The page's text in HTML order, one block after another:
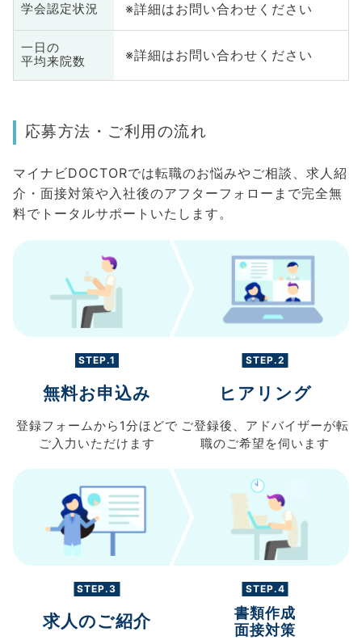
学会認定状況 ※詳細はお問い合わせください
一日の
平均来院数
※詳細はお問い合わせください
応募方法・ご利用の流れ
マイナビDOCTORでは転職のお悩みやご相談、求人紹
介・面接対策や入社後のアフターフォローまで完全無
料でトータルサポートいたします。
STEP.1
無料お申込み
登録フォームから 1分ほどで
ご入力 いただけます
STEP.2
ヒアリング
ご登録後、 アドバイザーが転
職のご希望を伺います
STEP.3
求人のご紹介
STEP.4
書類作成
面接対策